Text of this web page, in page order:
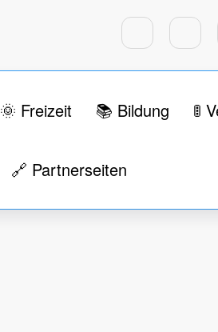
🌞 Freizeit 📚 Bildung 🚦
🔗 Partnerseiten